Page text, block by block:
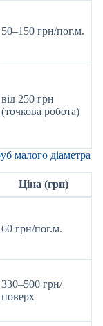
50–150 грн/пог.м.
від 250 грн
(точкова робота)
малого діаметра
Ціна (грн)
60 грн/пог.м.
330–500 грн/
поверх